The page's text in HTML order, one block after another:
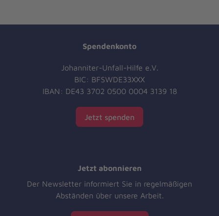
Spendenkonto
Johanniter-Unfall-Hilfe e.V.
BIC: BFSWDE33XXX
IBAN: DE43 3702 0500 0004 3139 18
Jetzt spenden
Jetzt abonnieren
Der Newsletter informiert Sie in regelmäßigen
Abständen über unsere Arbeit.